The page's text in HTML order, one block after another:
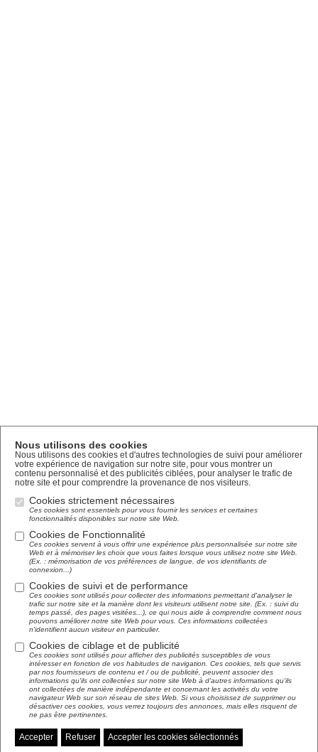
Nous utilisons des cookies
Nous utilisons des cookies et d'autres technologies de suivi pour améliorer
votre expérience de navigation sur notre site, pour vous montrer un
contenu personnalisé et des publicités ciblées, pour analyser le trafic de
notre site et pour comprendre la provenance de nos visiteurs.
Cookies strictement nécessaires
Ces cookies sont essentiels pour vous fournir les services et certaines
fonctionnalités disponibles sur notre site Web.
Cookies de Fonctionnalité
Ces cookies servent à vous offrir une expérience plus personnalisée sur notre site
Web et à mémoriser les choix que vous faites lorsque vous utilisez notre site Web.
(Ex. : mémorisation de vos préférences de langue, de vos identifiants de
connexion...)
Cookies de suivi et de performance
Ces cookies sont utilisés pour collecter des informations permettant d'analyser le
trafic sur notre site et la manière dont les visiteurs utilisent notre site. (Ex. : suivi du
temps passé, des pages visitées...), ce qui nous aide à comprendre comment nous
pouvons améliorer notre site Web pour vous. Ces informations collectées
n'identifient aucun visiteur en particulier.
Cookies de ciblage et de publicité
Ces cookies sont utilisés pour afficher des publicités susceptibles de vous
intéresser en fonction de vos habitudes de navigation. Ces cookies, tels que servis
par nos fournisseurs de contenu et / ou de publicité, peuvent associer des
informations qu'ils ont collectées sur notre site Web à d'autres informations qu'ils
ont collectées de manière indépendante et concernant les activités du votre
navigateur Web sur son réseau de sites Web. Si vous choisissez de supprimer ou
désactiver ces cookies, vous verrez toujours des annonces, mais elles risquent de
ne pas être pertinentes.
Accepter Refuser Accepter les cookies sélectionnés